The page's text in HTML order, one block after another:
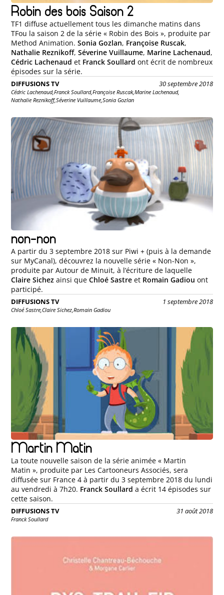
Robin des bois Saison 2
TF1 diffuse actuellement tous les dimanche matins dans
TFou la saison 2 de la série « Robin des Bois », produite par
Method Animation.Sonia Gozlan, Françoise Ruscak,
Nathalie Reznikoff,Séverine Vuillaume, Marine Lachenaud,
Cédric Lachenaud et Franck Soullard ont écrit de nombreux
épisodes sur la série.
DIFFUSIONS TV 30 septembre 2018
Cédric Lachenaud,Franck Soullard,Françoise Ruscak,Marine Lachenaud,
Nathalie Reznikoff,Séverine Vuillaume, Sonia Gozlan
non-non
A partir du 3 septembre 2018 sur Piwi + (puis à la demande
sur MyCanal), découvrez la nouvelle série « Non-Non »,
produite par Autour de Minuit, à l’écriture de laquelle
Claire Sichez ainsi queChloé Sastre et Romain Gadiou ont
participé.
DIFFUSIONS TV 1 septembre 2018
Chloé Sastre,Claire Sichez,Romain Gadiou
Martin Matin
La toute nouvelle saison de la série animée « Martin
Matin », produite par Les Cartooneurs Associés, sera
diffusée sur France 4 à partir du 3 septembre 2018 du lundi
au vendredi à 7h20. Franck Soullard a écrit 14 épisodes sur
cette saison.
DIFFUSIONS TV 31 août 2018
Franck Soullard